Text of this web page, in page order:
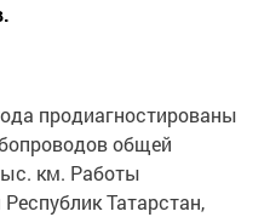
продиагностированы
общей
км. Работы
Татарстан,